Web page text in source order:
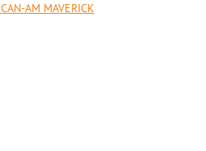
CAN-AM MAVERICK